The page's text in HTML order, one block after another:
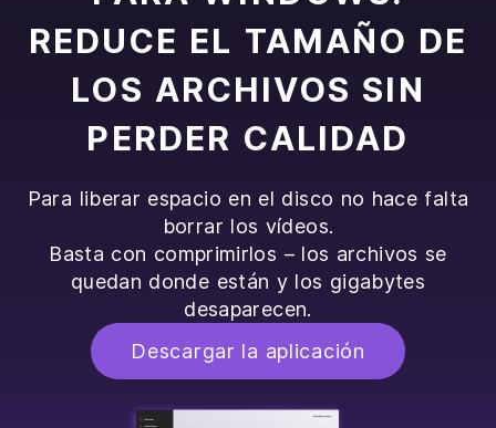
REDUCE EL TAMAÑO DE
LOS ARCHIVOS SIN
PERDER CALIDAD
Para liberar espacio en el disco no hace falta
borrar los vídeos.
Basta con comprimirlos – los archivos se
quedan donde están y los gigabytes
desaparecen.
Descargar la aplicación